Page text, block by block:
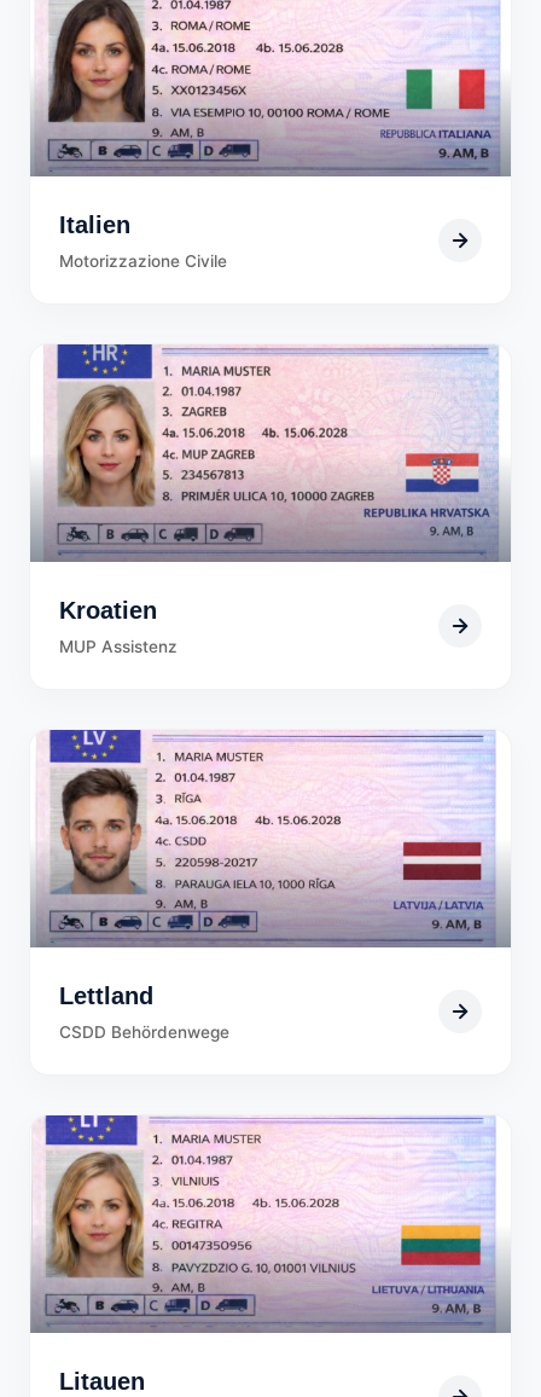
Italien
Motorizzazione Civile
Kroatien
MUP Assistenz
Lettland
CSDD Behördenwege
Litauen